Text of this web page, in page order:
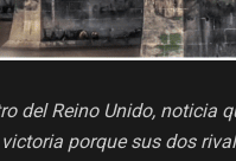
del Reino Unido, noticia
porque sus dos